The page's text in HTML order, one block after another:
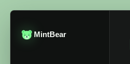
MintBear